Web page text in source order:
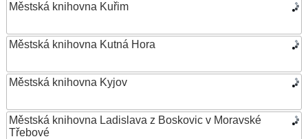
Městská knihovna Kuřim
Městská knihovna Kutná Hora
Městská knihovna Kyjov
Městská knihovna Ladislava z Boskovic v Moravské
Třebové